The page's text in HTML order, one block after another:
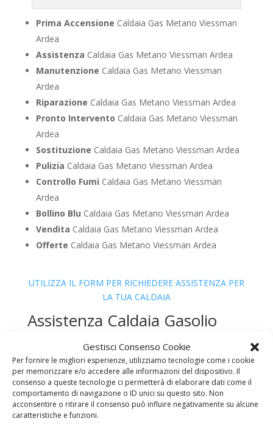
Gestisci Consenso Cookie
Per fornire le migliori esperienze, utilizziamo tecnologie come i cookie
per memorizzare e/o accedere alle informazioni del dispositivo. Il
consenso a queste tecnologie ci permetterà di elaborare dati come il
comportamento di navigazione o ID unici su questo sito. Non
acconsentire o ritirare il consenso può influire negativamente su alcune
caratteristiche e funzioni.
Prima Accensione Caldaia Gas Metano Viessman
Ardea
Assistenza Caldaia Gas Metano Viessman Ardea
Manutenzione Caldaia Gas Metano Viessman
Ardea
Riparazione Caldaia Gas Metano Viessman Ardea
Pronto Intervento Caldaia Gas Metano Viessman
Ardea
Sostituzione Caldaia Gas Metano Viessman Ardea
Pulizia Caldaia Gas Metano Viessman Ardea
Controllo Fumi Caldaia Gas Metano Viessman
Ardea
Bollino Blu Caldaia Gas Metano Viessman Ardea
Vendita Caldaia Gas Metano Viessman Ardea
Offerte Caldaia Gas Metano Viessman Ardea
UTILIZZA IL FORM PER RICHIEDERE ASSISTENZA PER
LA TUA CALDAIA
Assistenza Caldaia Gasolio